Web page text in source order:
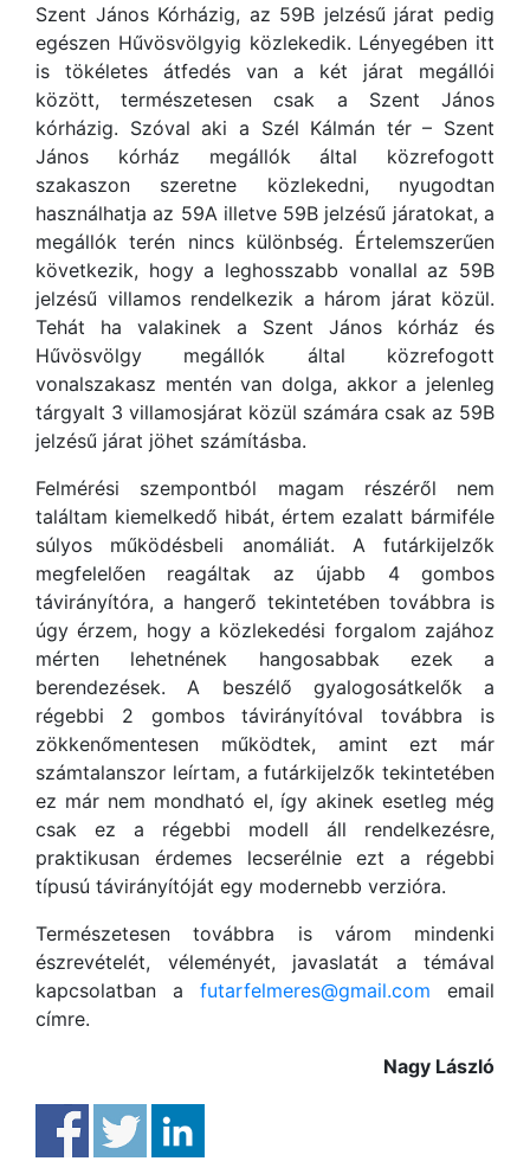
Szent János Kórházig, az 59B jelzésű járat pedig
egészen Hűvösvölgyig közlekedik. Lényegében itt
is tökéletes átfedés van a két járat megállói
között, természetesen csak a Szent János
kórházig. Szóval aki a Szél Kálmán tér – Szent
János kórház megállók által közrefogott
szakaszon szeretne közlekedni, nyugodtan
használhatja az 59A illetve 59B jelzésű járatokat, a
megállók terén nincs különbség. Értelemszerűen
következik, hogy a leghosszabb vonallal az 59B
jelzésű villamos rendelkezik a három járat közül.
Tehát ha valakinek a Szent János kórház és
Hűvösvölgy megállók által közrefogott
vonalszakasz mentén van dolga, akkor a jelenleg
tárgyalt 3 villamosjárat közül számára csak az 59B
jelzésű járat jöhet számításba.
Felmérési szempontból magam részéről nem
találtam kiemelkedő hibát, értem ezalatt bármiféle
súlyos működésbeli anomáliát. A futárkijelzők
megfelelően reagáltak az újabb 4 gombos
távirányítóra, a hangerő tekintetében továbbra is
úgy érzem, hogy a közlekedési forgalom zajához
mérten lehetnének hangosabbak ezek a
berendezések. A beszélő gyalogosátkelők a
régebbi 2 gombos távirányítóval továbbra is
zökkenőmentesen működtek, amint ezt már
számtalanszor leírtam, a futárkijelzők tekintetében
ez már nem mondható el, így akinek esetleg még
csak ez a régebbi modell áll rendelkezésre,
praktikusan érdemes lecserélnie ezt a régebbi
típusú távirányítóját egy modernebb verzióra.
Természetesen továbbra is várom mindenki
észrevételét, véleményét, javaslatát a témával
kapcsolatban a futarfelmeres@gmail.com email
címre.
Nagy László